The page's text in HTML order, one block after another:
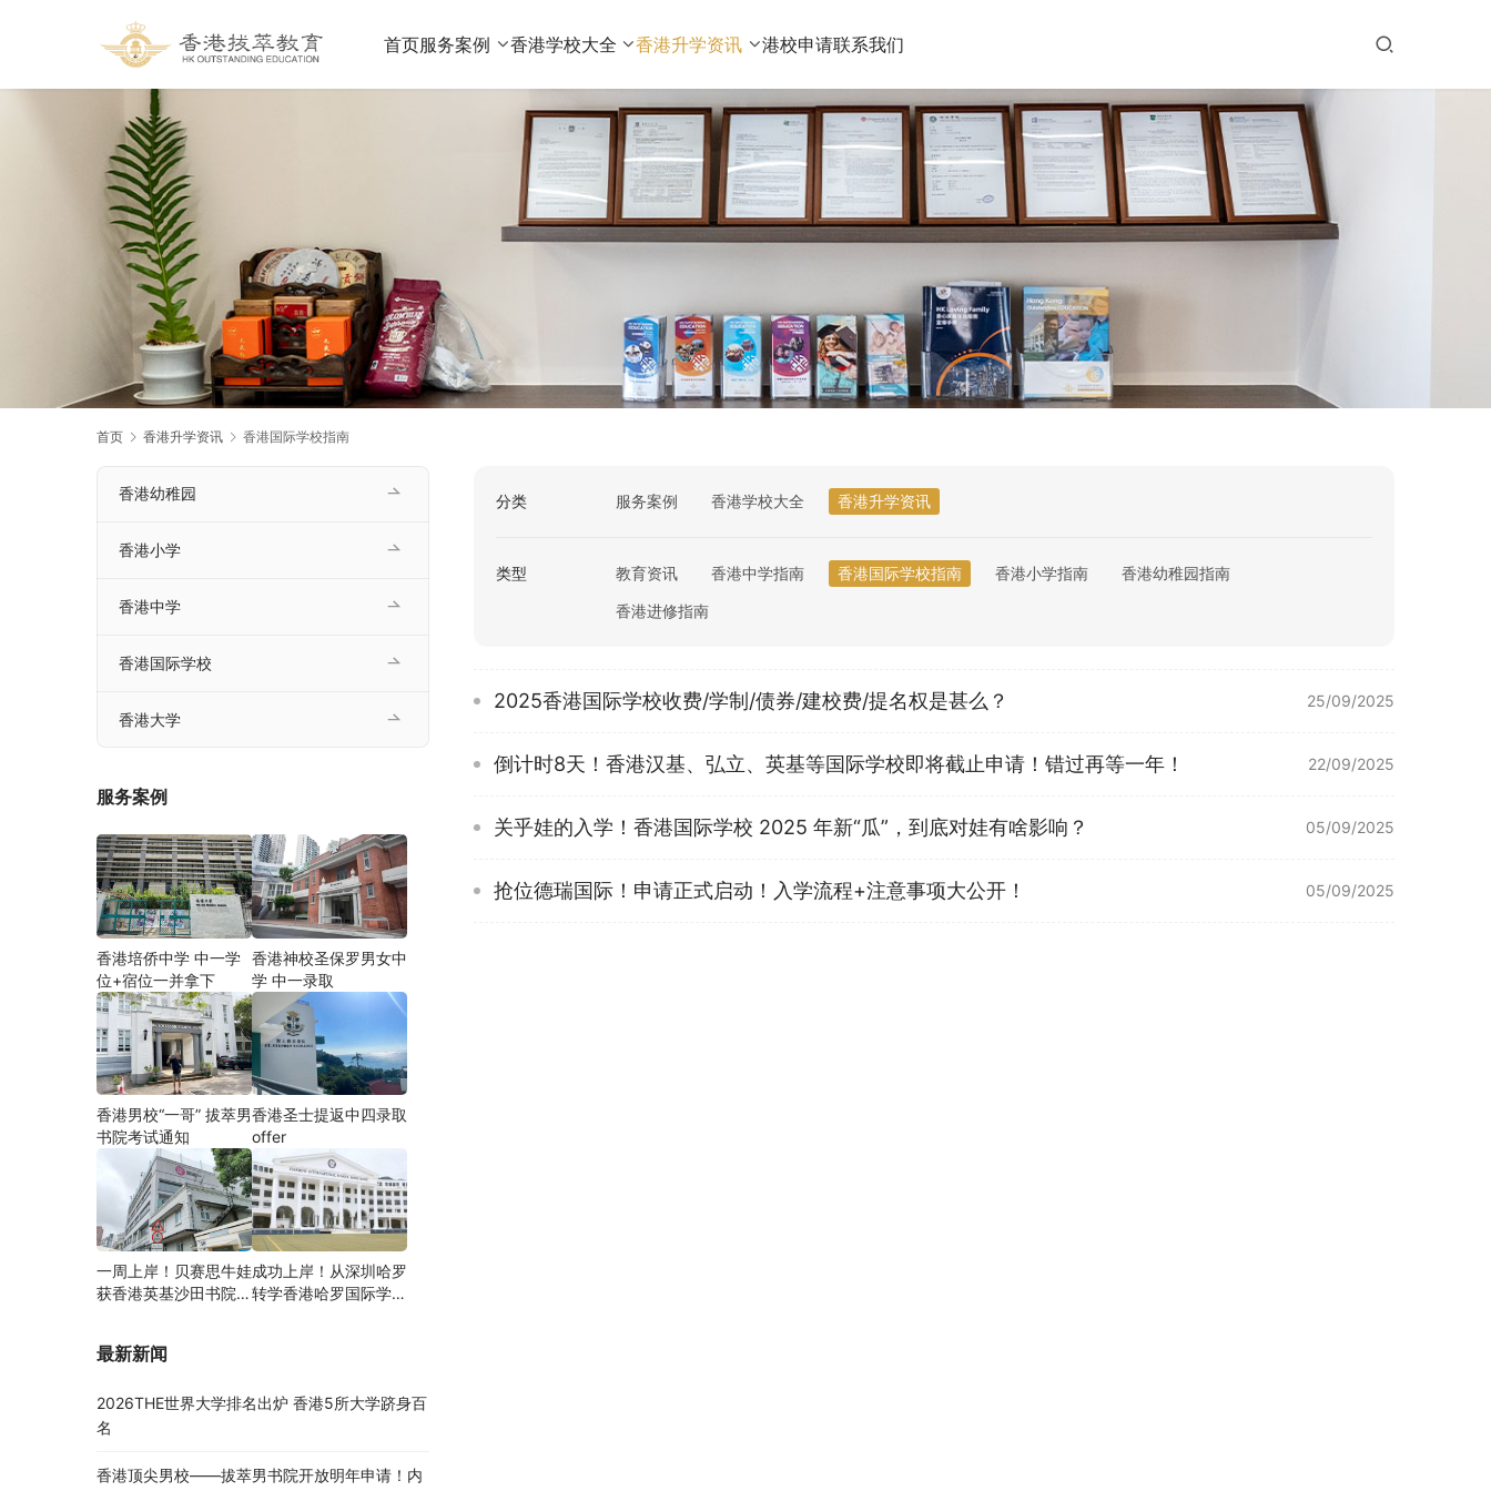
首页服务案例 香港学校大全 香港升学资讯 港校申请联系我们
首页 香港升学资讯 香港国际学校指南
分类 服务案例 香港学校大全 香港升学资讯
类型 教育资讯 香港中学指南 香港国际学校指南 香港小学指南
香港幼稚园指南
香港进修指南
2025香港国际学校收费/学制/债券/建校费/提名权是甚么？ 25/09/2025
倒计时8天！香港汉基、弘立、英基等国际学校即将截止申请！错过再等一年！ 22/09/2025
关乎娃的入学！香港国际学校 2025 年新“瓜”，到底对娃有啥影响？ 05/09/2025
抢位德瑞国际！申请正式启动！入学流程+注意事项大公开！ 05/09/2025
香港幼稚园
香港小学
香港中学
香港国际学校
香港大学
服务案例
香港培侨中学 中一学
位+宿位一并拿下
香港神校圣保罗男女中
学 中一录取
香港男校“一哥” 拔萃男
书院考试通知
香港圣士提返中四录取
offer
一周上岸！贝赛思牛娃
获香港英基沙田书院录
成功上岸！从深圳哈罗
转学香港哈罗国际学
最新新闻
2026THE世界大学排名出炉 香港5所大学跻身百
名
香港顶尖男校——拔萃男书院开放明年申请！内